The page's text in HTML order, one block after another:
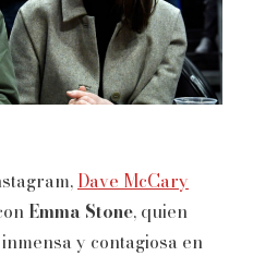
Dave McCary
Emma Stone, quien
y contagiosa en